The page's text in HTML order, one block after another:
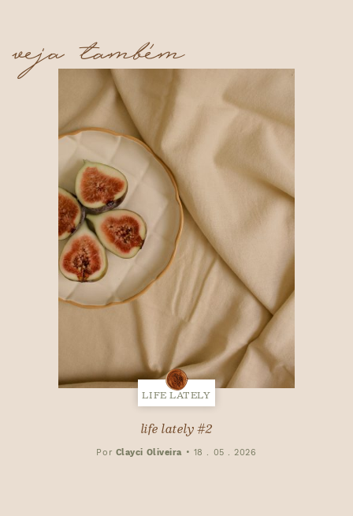
veja também
LIFE LATELY
life lately #2
Por Clayci Oliveira • 18 . 05 . 2026